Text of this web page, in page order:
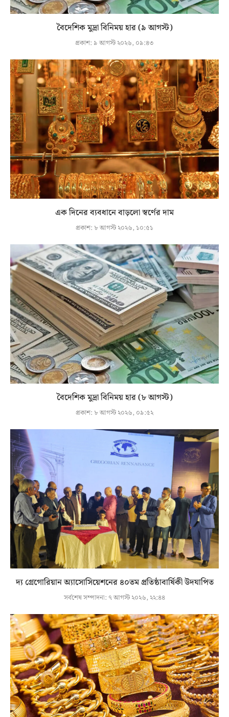
বৈদেশিক মুদ্রা বিনিময় হার (৯ আগস্ট)
প্রকাশ: ৯ আগস্ট ২০২৬, ০৯:৪৩
এক দিনের ব্যবধানে বাড়লো স্বর্ণের দাম
প্রকাশ: ৮ আগস্ট ২০২৬, ১০:৫১
বৈদেশিক মুদ্রা বিনিময় হার (৮ আগস্ট)
প্রকাশ: ৮ আগস্ট ২০২৬, ০৯:৫২
দ্য গ্রেগোরিয়ান অ্যাসোসিয়েশনের ৪০তম প্রতিষ্ঠাবার্ষিকী উদযাপিত
সর্বশেষ সম্পাদনা: ৭ আগস্ট ২০২৬, ২২:৪৪